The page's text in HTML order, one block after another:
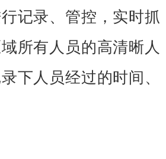
记录、管控，实时抓
所有人员的高清晰人
下人员经过的时间、